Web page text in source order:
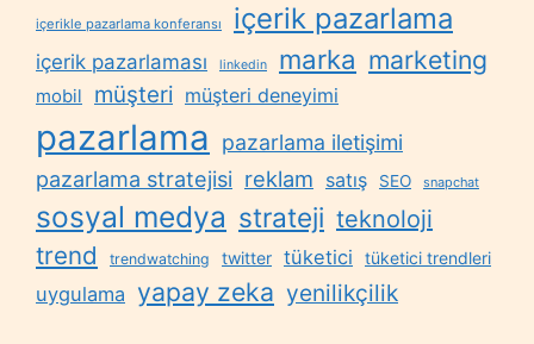
içerikle pazarlama konferansı içerik pazarlama
içerik pazarlaması linkedin marka marketing
mobil müşteri müşteri deneyimi
pazarlama
pazarlama iletişimi
pazarlama stratejisi reklam satış SEO snapchat
sosyal medya strateji teknoloji
trend trendwatching twitter tüketici tüketici trendleri
uygulama yapay zeka yenilikçilik